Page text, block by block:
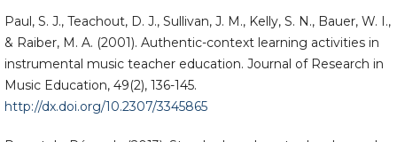
Paul, S. J., Teachout, D. J., Sullivan, J. M., Kelly, S. N., Bauer, W. I.,
& Raiber, M. A. (2001). Authentic-context learning activities in
instrumental music teacher education. Journal of Research in
Music Education, 49(2), 136-145.
http://dx.doi.org/10.2307/3345865